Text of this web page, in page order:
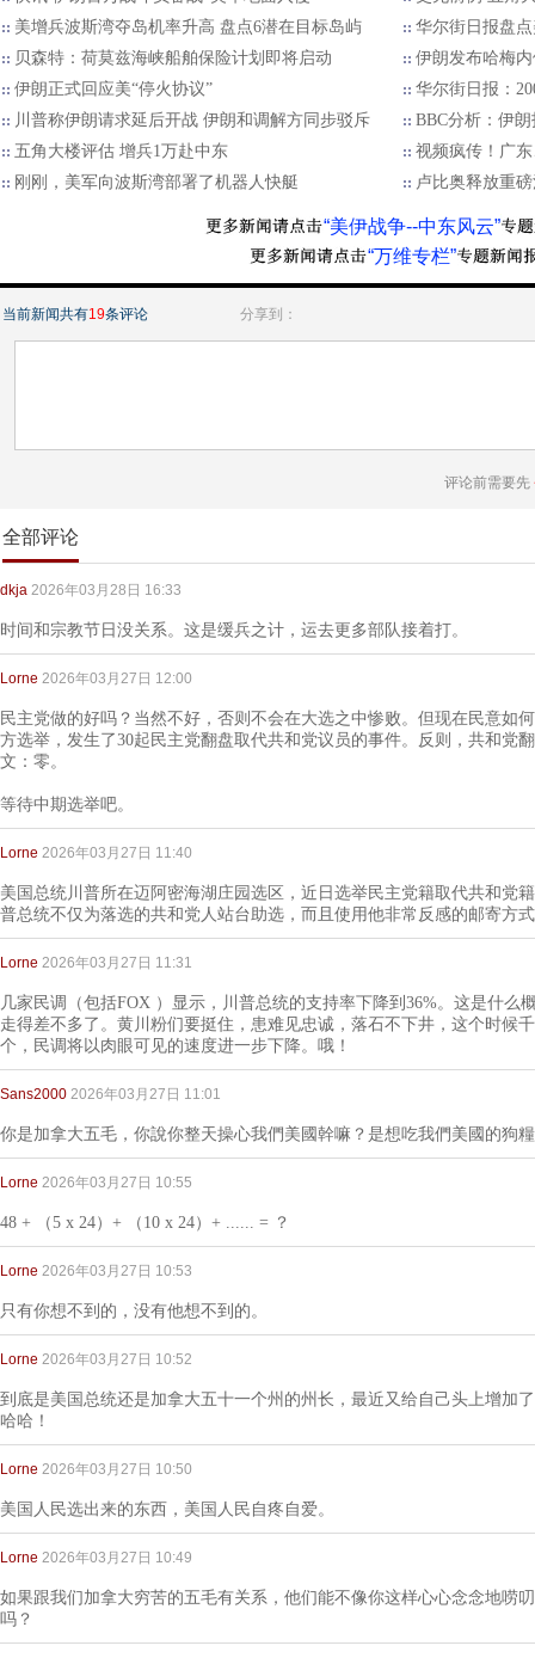
美增兵波斯湾夺岛机率升高 盘点6潜在目标岛屿
华尔街日报盘
贝森特：荷莫兹海峡船舶保险计划即将启动
伊朗发布哈梅
伊朗正式回应美“停火协议”
华尔街日报：
川普称伊朗请求延后开战 伊朗和调解方同步驳斥
BBC分析：伊
五角大楼评估 增兵1万赴中东
视频疯传！广
刚刚，美军向波斯湾部署了机器人快艇
卢比奥释放重
“美伊战争--中东风云”
“万维专栏”
当前新闻共有19条评论 分享到：
评论前需要先
全部评论
dkja 2026年03月28日 16:33
时间和宗教节日没关系。这是缓兵之计，运去更多部队接着打。
Lorne 2026年03月27日 12:00
民主党做的好吗？当然不好，否则不会在大选之中惨败。但现在民意如
方选举，发生了30起民主党翻盘取代共和党议员的事件。反则，共和党
文：零。
等待中期选举吧。
Lorne 2026年03月27日 11:40
美国总统川普所在迈阿密海湖庄园选区，近日选举民主党籍取代共和党
普总统不仅为落选的共和党人站台助选，而且使用他非常反感的邮寄方
Lorne 2026年03月27日 11:31
几家民调（包括FOX ）显示，川普总统的支持率下降到36%。这是什么
走得差不多了。黄川粉们要挺住，患难见忠诚，落石不下井，这个时候
个，民调将以肉眼可见的速度进一步下降。哦！
Sans2000 2026年03月27日 11:01
你是加拿大五毛，你說你整天操心我們美國幹嘛？是想吃我們美國的狗
Lorne 2026年03月27日 10:55
48 + （5 x 24）+ （10 x 24）+ ...... = ？
Lorne 2026年03月27日 10:53
只有你想不到的，没有他想不到的。
Lorne 2026年03月27日 10:52
到底是美国总统还是加拿大五十一个州的州长，最近又给自己头上增加
哈哈！
Lorne 2026年03月27日 10:50
美国人民选出来的东西，美国人民自疼自爱。
Lorne 2026年03月27日 10:49
如果跟我们加拿大穷苦的五毛有关系，他们能不像你这样心心念念地唠
吗？